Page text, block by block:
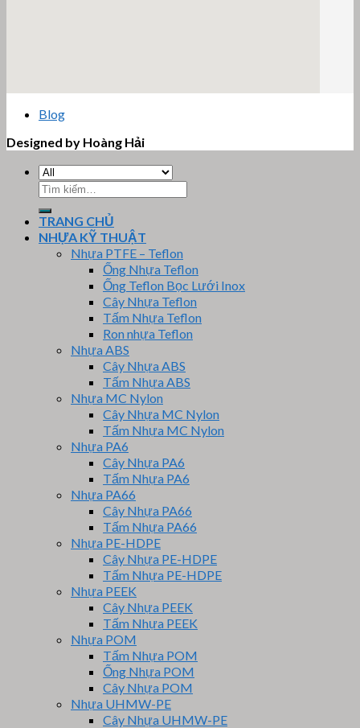
Blog
Designed by Hoàng Hải
Tìm
kiếm:
TRANG CHỦ
NHỰA KỸ THUẬT
Nhựa PTFE – Teflon
Ống Nhựa Teflon
Ống Teflon Bọc Lưới Inox
Cây Nhựa Teflon
Tấm Nhựa Teflon
Ron nhựa Teflon
Nhựa ABS
Cây Nhựa ABS
Tấm Nhựa ABS
Nhựa MC Nylon
Cây Nhựa MC Nylon
Tấm Nhựa MC Nylon
Nhựa PA6
Cây Nhựa PA6
Tấm Nhựa PA6
Nhựa PA66
Cây Nhựa PA66
Tấm Nhựa PA66
Nhựa PE-HDPE
Cây Nhựa PE-HDPE
Tấm Nhựa PE-HDPE
Nhựa PEEK
Cây Nhựa PEEK
Tấm Nhựa PEEK
Nhựa POM
Tấm Nhựa POM
Ống Nhựa POM
Cây Nhựa POM
Nhựa UHMW-PE
Cây Nhựa UHMW-PE